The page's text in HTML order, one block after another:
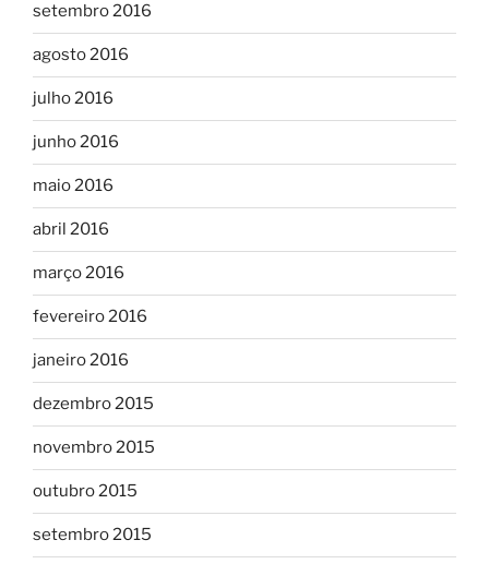
setembro 2016
agosto 2016
julho 2016
junho 2016
maio 2016
abril 2016
março 2016
fevereiro 2016
janeiro 2016
dezembro 2015
novembro 2015
outubro 2015
setembro 2015